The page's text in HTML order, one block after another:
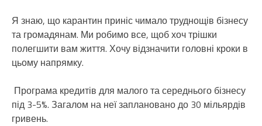
Я знаю, що карантин приніс чимало труднощів бізнесу
та громадянам. Ми робимо все, щоб хоч трішки
полегшити вам життя. Хочу відзначити головні кроки в
цьому напрямку.
Програма кредитів для малого та середнього бізнесу
під 3-5%. Загалом на неї заплановано до 30 мільярдів
гривень.